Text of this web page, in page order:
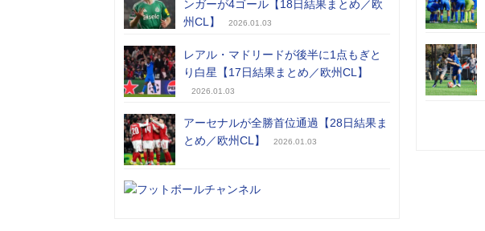
ンガーが4ゴール【18日結果まとめ／欧
州CL】
2026.01.03
レアル・マドリードが後半に1点もぎと
り白星【17日結果まとめ／欧州CL】
2026.01.03
アーセナルが全勝首位通過【28日結果ま
とめ／欧州CL】
2026.01.03